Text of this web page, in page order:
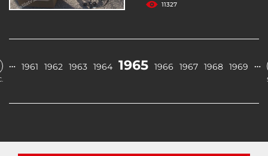
11327
… 1961 1962 1963 1964 1965 1966 1967 1968 1969 …